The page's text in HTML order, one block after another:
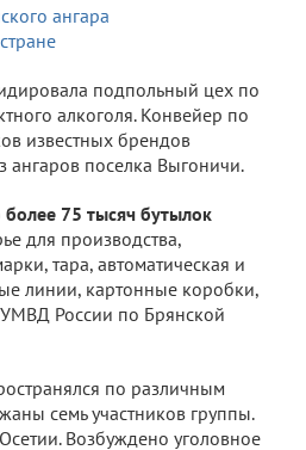
подпольный цех по
алкоголя. Конвейер по
известных брендов
ангаров поселка Выгоничи.
более 75 тысяч бутылок
для производства,
тара, автоматическая и
линии, картонные коробки,
России по Брянской
по различным
семь участников группы.
Возбуждено уголовное